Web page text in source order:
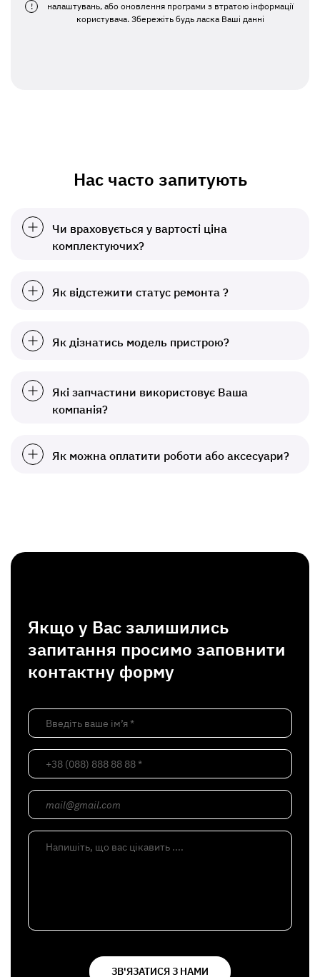
!
налаштувань, або оновлення програми з втратою інформації
користувача. Збережіть будь ласка Ваші данні
Нас часто запитують
Чи враховується у вартості ціна
комплектуючих?
Як відстежити статус ремонта ?
Як дізнатись модель пристрою?
Які запчастини використовує Ваша
компанія?
Як можна оплатити роботи або аксесуари?
Якщо у Вас залишились
запитання просимо заповнити
контактну форму
Введіть ваше ім’я *
+38 (088) 888 88 88 *
mail@gmail.com
Напишіть, що вас цікавить ....
ЗВ'ЯЗАТИСЯ З НАМИ